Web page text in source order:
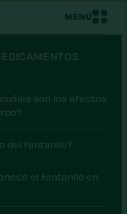
MENÚ
son los efectos
del fentanilo?
el fentanilo en